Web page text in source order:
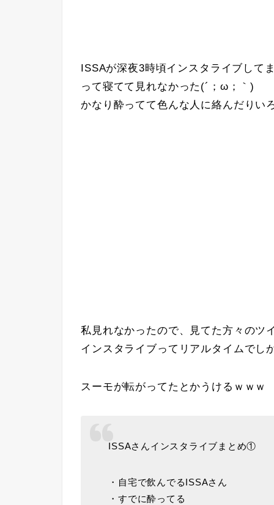
ISSAが深夜3時頃インスタライブして
って寝てて見れなかった(´；ω；｀)
かなり酔ってて色んな人に絡んだりい
私見れなかったので、見てた方々のツ
インスタライブってリアルタイムで
スーモが転がってたとかうけるｗｗｗ
ISSAさんインスタライブまとめ①
・自宅で飲んでるISSAさん
・すでに酔ってる